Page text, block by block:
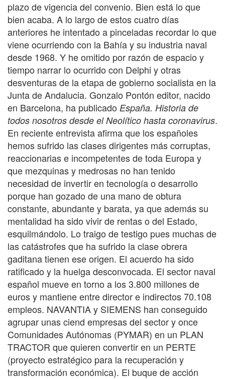
plazo de vigencia del convenio. Bien está lo que
bien acaba. A lo largo de estos cuatro días
anteriores he intentado a pinceladas recordar lo que
viene ocurriendo con la Bahía y su industria naval
desde 1968. Y he omitido por razón de espacio y
tiempo narrar lo ocurrido con Delphi y otras
desventuras de la etapa de gobierno socialista en la
Junta de Andalucia. Gonzalo Pontón editor, nacido
en Barcelona, ha publicado España. Historia de
todos nosotros desde el Neolítico hasta coronavirus.
En reciente entrevista afirma que los españoles
hemos sufrido las clases dirigentes máscorruptas,
reaccionarias e incompetentes de toda Europa y
que mezquinas y medrosas no han tenido
necesidad de invertir en tecnología o desarrollo
porque han gozado de una mano de obtura
constante, abundante y barata, ya que además su
mentalidad ha sido vivir de rentas o del Estado,
esquilmándolo. Lo traigo de testigo pues muchas de
las catástrofes que ha sufrido la clase obrera
gaditana tienen ese origen. El acuerdo ha sido
ratificado y la huelga desconvocada. El sector naval
español mueve en torno a los 3.800 millones de
euros y mantiene entre director e indirectos 70.108
empleos. NAVANTIA y SIEMENS han conseguido
agrupar unas ciend empresas del sector y once
Comunidades Autónomas (PYMAR) en un PLAN
TRACTOR que quieren convertir en un PERTE
(proyecto estratégico para la recuperación y
transformación económica). El buque de acción